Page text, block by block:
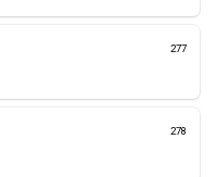
277
278